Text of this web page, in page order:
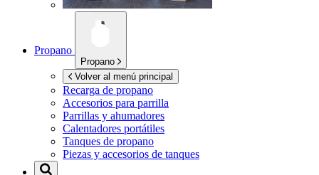
Propano
Propano
Volver al menú principal
Recarga de propano
Accesorios para parrilla
Parrillas y ahumadores
Calentadores portátiles
Tanques de propano
Piezas y accesorios de tanques